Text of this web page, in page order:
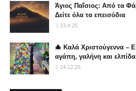
Άγιος Παΐσιος: Από τα
Δείτε όλα τα επεισόδια
13.4.25
🎄 Καλά Χριστούγεννα –
αγάπη, γαλήνη και ελπίδα
24.12.25